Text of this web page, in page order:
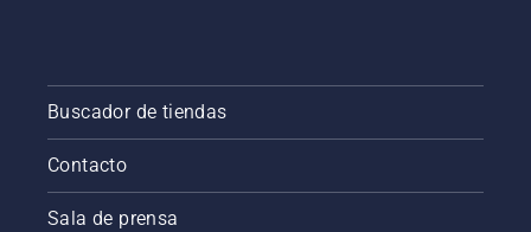
Buscador de tiendas
Contacto
Sala de prensa